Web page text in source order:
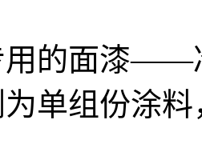
用的面漆——
单组份涂